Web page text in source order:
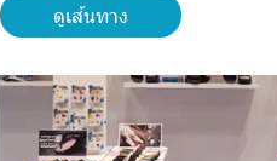
ดูเส้นทาง